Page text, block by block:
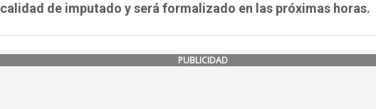
calidad de imputado y será formalizado en las próximas horas.
PUBLICIDAD